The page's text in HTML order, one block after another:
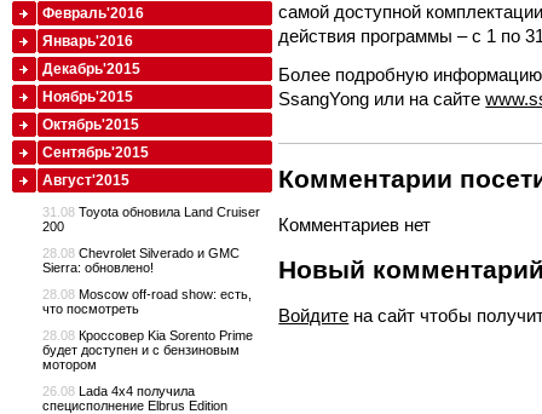
самой доступной
действия программы – с 1 по
Более подробную
SsangYong или на сайте
Комментарии
Комментариев нет
Новый
Войдите на сайт чтобы
Февраль'2016
Январь'2016
Декабрь'2015
Ноябрь'2015
Октябрь'2015
Сентябрь'2015
Август'2015
31.08 Toyota обновила Land Cruiser
200
28.08 Chevrolet Silverado и GMC
Sierra: обновлено!
28.08 Moscow off-road show: есть,
что посмотреть
28.08 Кроссовер Kia Sorento Prime
будет доступен и с бензиновым
мотором
26.08 Lada 4x4 получила
специсполнение Elbrus Edition